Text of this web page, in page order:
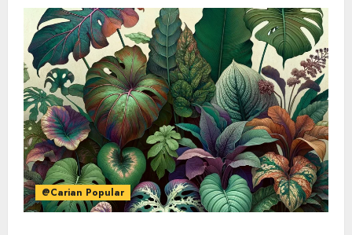
@Carian Popular